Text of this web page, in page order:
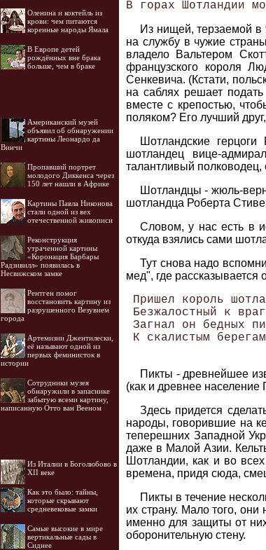
Оленина и коктейль из
крови: чем питаются
коренные народы Ямала
В Европе детей
рождённых вне брака
больше, чем в браке
Американский музей
объявил об обнаружении
картины Леонардо да
Винчи
Пропавший портрет
молодого Диккенса через
150 лет нашли в Африке
Картины Павла Никонова
стали одной из вех
отечественной живописи
Реконструкция
утраченной картины
«Коронация Барбары
Радзивилл» появилась в
Несвижском замке
Рентген помог
восстановить картину из
разрушенного Везувием
города
Артемизии Джентилески,
её называют одной из
первых феминисток в
истории
Cотрудники музея
обнаружили в запаснике
забытую всеми картину,
написанную Отто ван Вееном
Из Италии в Боголюбово в
XII веке
Как это было: тайны,
которые скрывают
средневековые замки
Самые высокие в мире
вертикальные сады в
Сиднее
Из нищей, терзаемой в
на службу в чужие
владело Вальтером
французского короля
Сенкевича. (Кстати,
на саблях решает
вместе с крепостью,
поляком? Его лучший
Шотландские
шотландец вице-
талантливый полководец,
Шотландцы - жюль-
шотландца Роберта
Словом, у нас есть в
откуда взялись сами
Тут снова надо
мед", где рассказывается
Пришел король
Безжалостный к
Загнал он бедных
К скалистым
Пикты - древнейшее
(как и древнее население
Здесь придется
народы, говорившие на
теперешних Западной
даже в Малой Азии.
Шотландии, как и во
времена, придя сюда,
Пикты в течение
их страну. Мало того,
именно для защиты от
оборонительную стену.